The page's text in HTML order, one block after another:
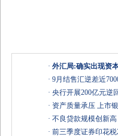
· 外汇局:确实出现资
· 9月结售汇逆差近
· 央行开展200亿元逆
· 资产质量承压 上市
· 不良贷款规模创新
· 前三季度证券印花